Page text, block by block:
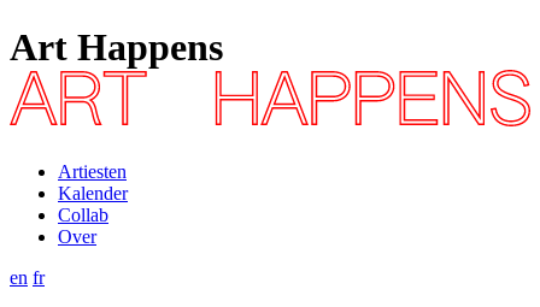
Art Happens
Artiesten
Kalender
Collab
Over
en fr